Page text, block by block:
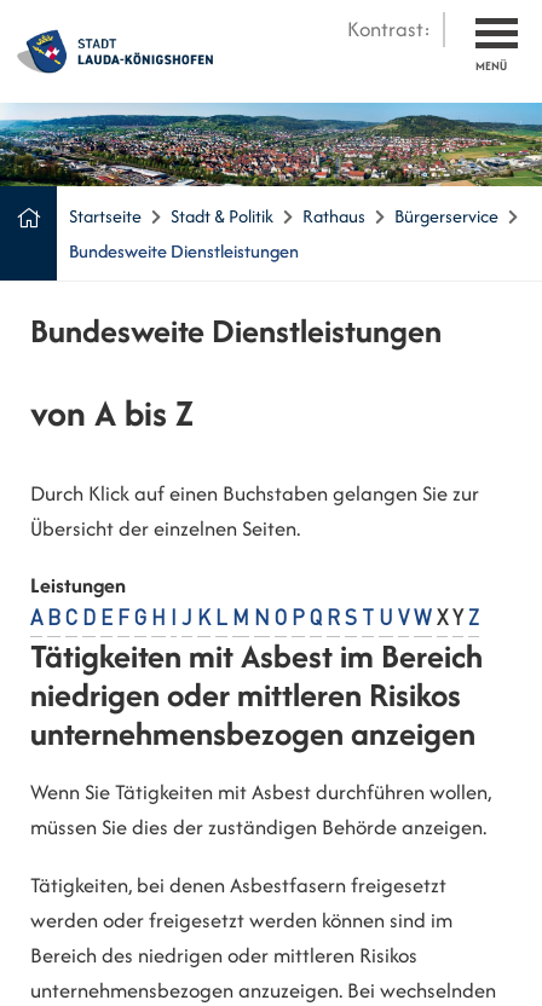
Kontrast:
MENÜ
Startseite Stadt & Politik Rathaus
Bürgerservice
Bundesweite Dienstleistungen
Bundesweite Dienstleistungen
von A bis Z
Durch Klick auf einen Buchstaben gelangen Sie zur
Übersicht der einzelnen Seiten.
Leistungen
A B C D E F G H J K L M N O P Q R S U V W X Y Z
Tätigkeiten mit Asbest im Bereich
niedrigen oder mittleren Risikos
unternehmensbezogen anzeigen
Wenn Sie Tätigkeiten mit Asbest durchführen wollen,
müssen Sie dies der zuständigen Behörde anzeigen.
Tätigkeiten, bei denen Asbestfasern freigesetzt
werden oder freigesetzt werden können sind im
Bereich des niedrigen oder mittleren Risikos
unternehmensbezogen anzuzeigen. Bei wechselnden